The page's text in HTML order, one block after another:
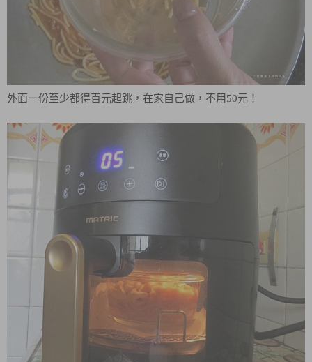
外面一份至少都得百元起跳，在家自己做，不用50元！